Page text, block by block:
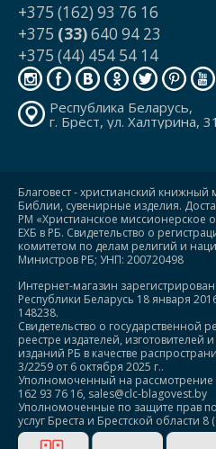
+375 (162) 93 76 16
+375 (33)640 94 23
+375 (44) 454 54 14
Республика Беларусь,
г. Брест, ул. Халтурина,
Благовест - христианский книжный
Библии, сувенирные изделия.
РМ «Христианское миссионерское
ЕХБ в РБ. Свидетельство о
комитетом по делам религий и
Министров РБ; УНП: 200720498
Интернет-магазин
Республики Беларусь 18 января
148238.
Свидетельство о государственной
реестре издателей, изготовителей
изданий РБ в качестве
3/2259 от 6 октября 2025 г..
Уполномоченный на
162 93 76 16, sales@clc-blagovest.by
Уполномоченные по защите прав
услуг Бреста и Брестской области 8